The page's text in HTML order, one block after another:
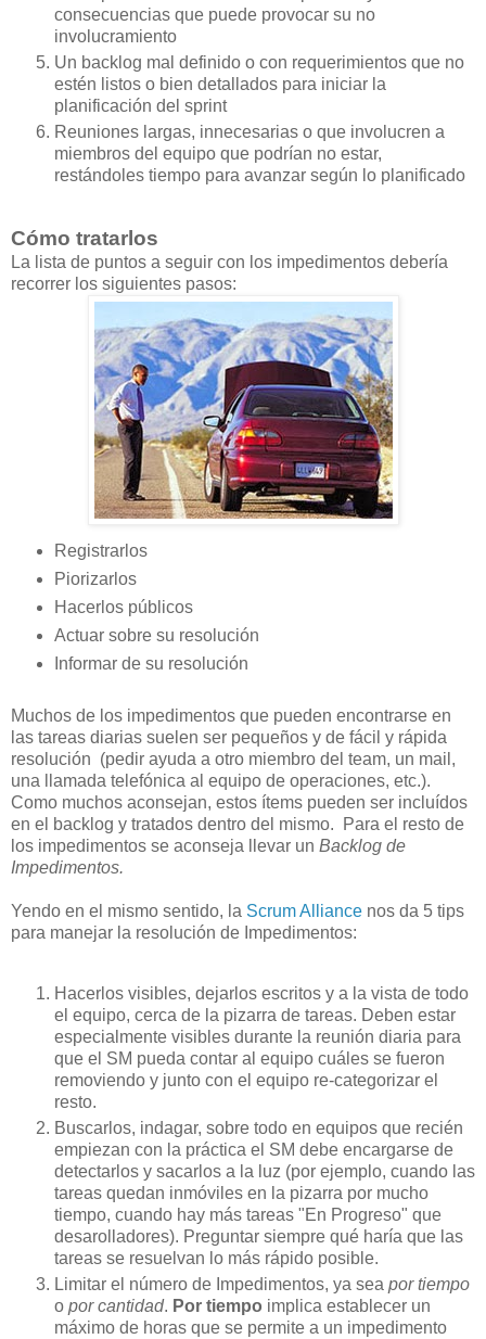
consecuencias que puede provocar su no
involucramiento
Un backlog mal definido o con requerimientos que no
estén listos o bien detallados para iniciar la
planificación del sprint
Reuniones largas, innecesarias o que involucren a
miembros del equipo que podrían no estar,
restándoles tiempo para avanzar según lo planificado
Cómo tratarlos
La lista de puntos a seguir con los impedimentos debería
recorrer los siguientes pasos:
Registrarlos
Piorizarlos
Hacerlos públicos
Actuar sobre su resolución
Informar de su resolución
Muchos de los impedimentos que pueden encontrarse en
las tareas diarias suelen ser pequeños y de fácil y rápida
resolución (pedir ayuda a otro miembro del team, un mail,
una llamada telefónica al equipo de operaciones, etc.).
Como muchos aconsejan, estos ítems pueden ser incluídos
en el backlog y tratados dentro del mismo. Para el resto de
los impedimentos se aconseja llevar un Backlog de
Impedimentos.
Yendo en el mismo sentido, la Scrum Alliance nos da 5 tips
para manejar la resolución de Impedimentos:
Hacerlos visibles, dejarlos escritos y a la vista de todo
el equipo, cerca de la pizarra de tareas. Deben estar
especialmente visibles durante la reunión diaria para
que el SM pueda contar al equipo cuáles se fueron
removiendo y junto con el equipo re-categorizar el
resto.
Buscarlos, indagar, sobre todo en equipos que recién
empiezan con la práctica el SM debe encargarse de
detectarlos y sacarlos a la luz (por ejemplo, cuando las
tareas quedan inmóviles en la pizarra por mucho
tiempo, cuando hay más tareas "En Progreso" que
desarolladores). Preguntar siempre qué haría que las
tareas se resuelvan lo más rápido posible.
Limitar el número de Impedimentos, ya sea por tiempo
o por cantidad. Por tiempo implica establecer un
máximo de horas que se permite a un impedimento